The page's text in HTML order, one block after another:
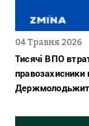
04 Травня 2026
Тисячі ВПО
правозахисники